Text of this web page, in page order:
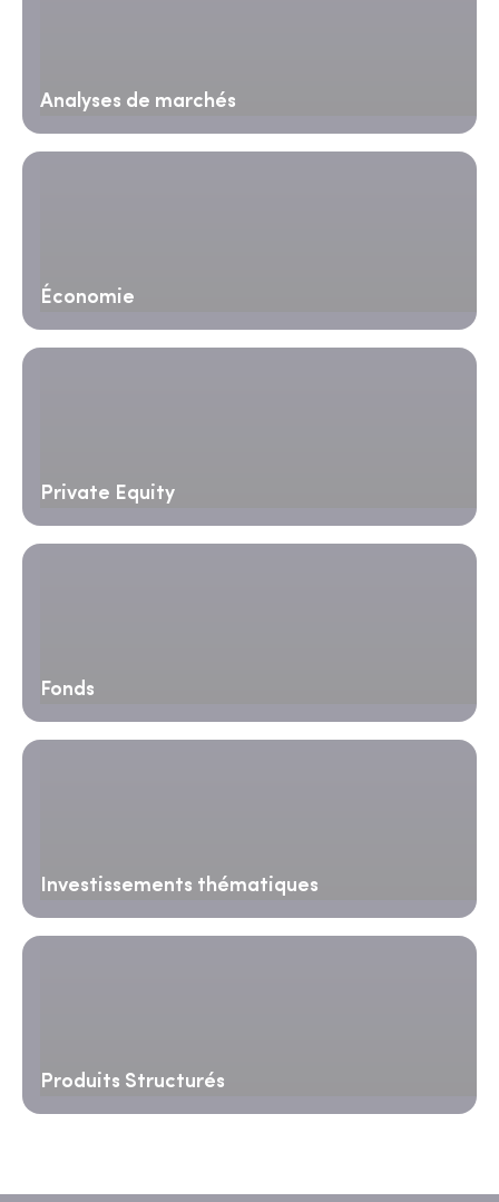
Analyses de marchés
Économie
Private Equity
Fonds
Investissements thématiques
Produits Structurés